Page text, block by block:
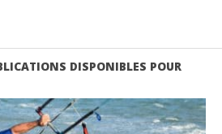
DISPONIBLES POUR